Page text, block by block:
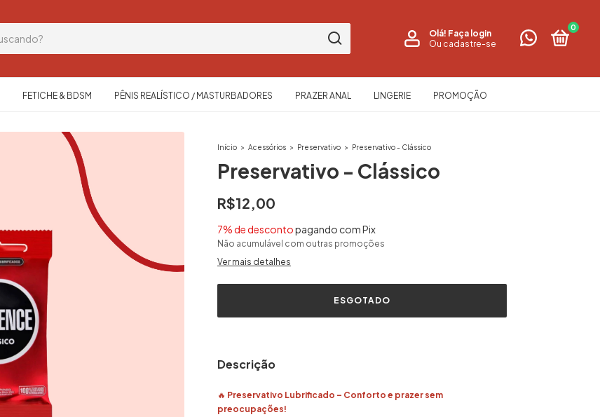
Olá! Faça login
Ou cadastre-se
0
FETICHE & BDSM PÊNIS REALÍSTICO / MASTURBADORES PRAZER ANAL LINGERIE PROMOÇÃO
Início > Acessórios > Preservativo > Preservativo - Clássico
Preservativo - Clássico
R$12,00
7% de descontopagando com Pix
Não acumulável com outras promoções
Ver mais detalhes
Descrição
🔥 Preservativo Lubrificado – Conforto e prazer sem
preocupações!